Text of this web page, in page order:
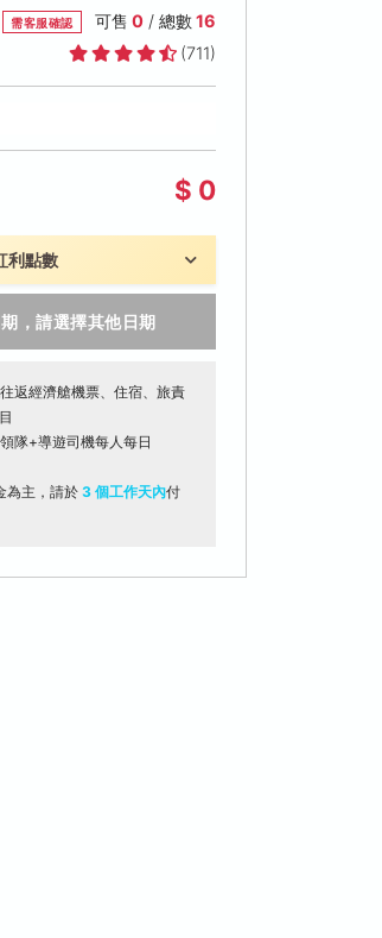
需客服確認 可售 0/ 總數16
(711)
$ 0
利點數
，請選擇其他日期
返經濟艙機票、住宿、旅責
隊+導遊司機每人每日
為主，請於 3 個工作天內付